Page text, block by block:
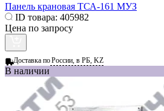
Панель крановая ТСА-161 МУЗ
ID товара: 405982
Цена по запросу
Доставка поРоссии, в РБ, KZ
В наличии